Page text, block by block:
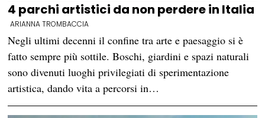
4 parchi artistici da non perdere in Italia
ARIANNA TROMBACCIA
Negli ultimi decenni il confine tra arte e paesaggio si è
fatto sempre più sottile. Boschi, giardini e spazi naturali
sono divenuti luoghi privilegiati di sperimentazione
artistica, dando vita a percorsi in…